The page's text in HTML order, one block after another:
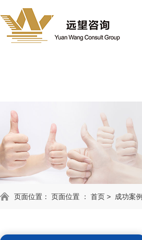
页面位置： 页面位置 ： 首页 > 成功案例